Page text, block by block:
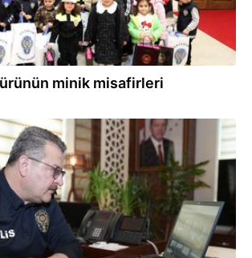
minik misafirleri